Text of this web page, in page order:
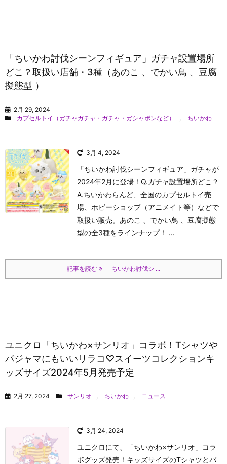
「ちいかわ討伐シーンフィギュア」ガチャ設置場所
どこ？取扱い店舗・3種（あのこ 、でかい鳥 、豆腐
擬態型 ）
2月 29, 2024
カプセルトイ（ガチャガチャ・ガチャ・ガシャポンなど）
, ちいかわ
3月 4, 2024
「ちいかわ討伐シーンフィギュア」ガチャが
2024年2月に登場！Q.ガチャ設置場所どこ？
A.ちいかわらんど、全国のカプセルトイ売
場、ホビーショップ（アニメイト等）などで
取扱い販売。あのこ 、でかい鳥 、豆腐擬態
型の全3種をラインナップ！ ...
記事を読む 「ちいかわ討伐シ ...
ユニクロ「ちいかわ×サンリオ」コラボ！Tシャツや
パジャマにもいいリラコ♡スイーツコレクションキ
ッズサイズ2024年5月発売予定
2月 27, 2024 サンリオ , ちいかわ , ニュース
3月 24, 2024
ユニクロにて、「ちいかわ×サンリオ」コラ
ボグッズ発売！キッズサイズのTシャツとパ